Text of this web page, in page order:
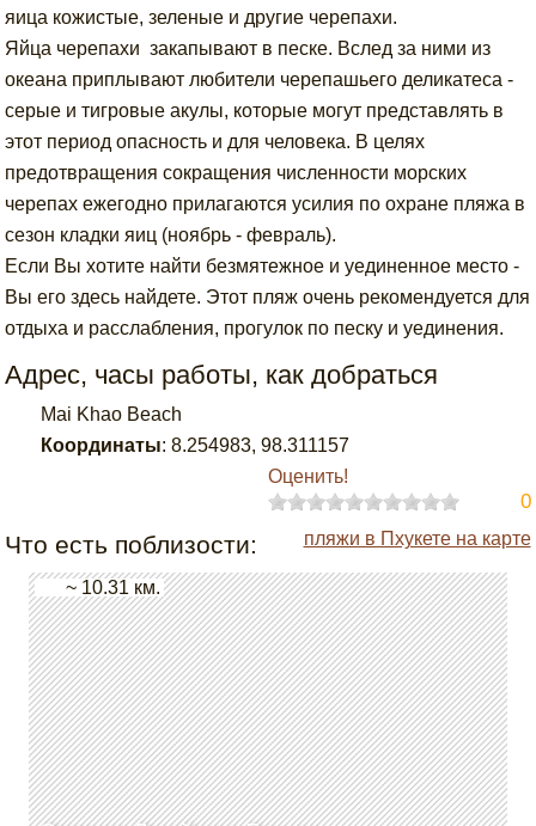
яица кожистые, зеленые и другие черепахи.
Яйца черепахи закапывают в песке. Вслед за ними из
океана приплывают любители черепашьего деликатеса -
серые и тигровые акулы, которые могут представлять в
этот период опасность и для человека. В целях
предотвращения сокращения численности морских
черепах ежегодно прилагаются усилия по охране пляжа в
сезон кладки яиц (ноябрь - февраль).
Если Вы хотите найти безмятежное и уединенное место -
Вы его здесь найдете. Этот пляж очень рекомендуется для
отдыха и расслабления, прогулок по песку и уединения.
Адрес, часы работы, как добраться
Mai Khao Beach
Координаты: 8.254983,98.311157
Оценить!
0
Что есть поблизости: пляжи в Пхукете на карте
~ 10.31 км.